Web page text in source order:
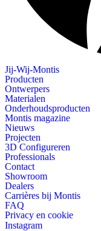
Jij-Wij-Montis
Producten
Ontwerpers
Materialen
Onderhoudsproducten
Montis magazine
Nieuws
Projecten
3D Configureren
Professionals
Contact
Showroom
Dealers
Carrières bij Montis
FAQ
Privacy en cookie
Instagram